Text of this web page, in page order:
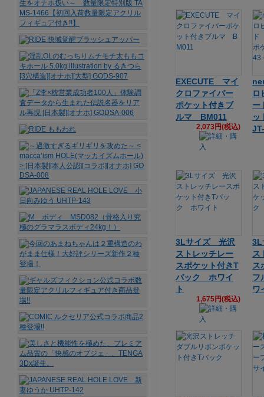
EXECUTE マイ
クロファイバー
ポケット付きブ
ルマ BM011
2,073円(税込)
ロ
ー
ッ
3Lサイズ 光沢
ストレッチレー
スポケット付きT
バック ホワイ
ト
1,675円(税込)
ス
ス
フ
ワ